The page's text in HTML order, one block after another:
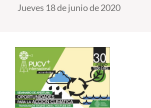
Pregrado
Formación Continua
Estudiantes
Académicos
Jueves 18 de junio de 2020